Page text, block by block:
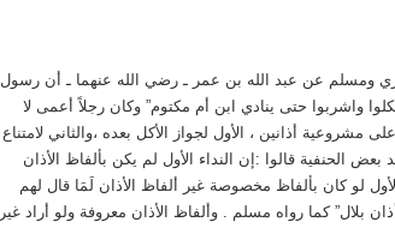
ومسلم عن عبد الله بن عمر ـ رضي الله عنهما ـ أن رسول
واشربوا حتى ينادي ابن أم مكتوم” وكان رجلاً أعمى لا
أذانين ، الأول لجواز الأكل بعده ،والثاني لامتناع
بعض الحنفية قالوا :إن النداء الأول لم يكن بألفاظ الأذان
لو كان بألفاظ مخصوصة غير ألفاظ الأذان لَمَا قال لهم
بلال” كما رواه مسلم . وألفاظ الأذان معروفة ولو أراد غير